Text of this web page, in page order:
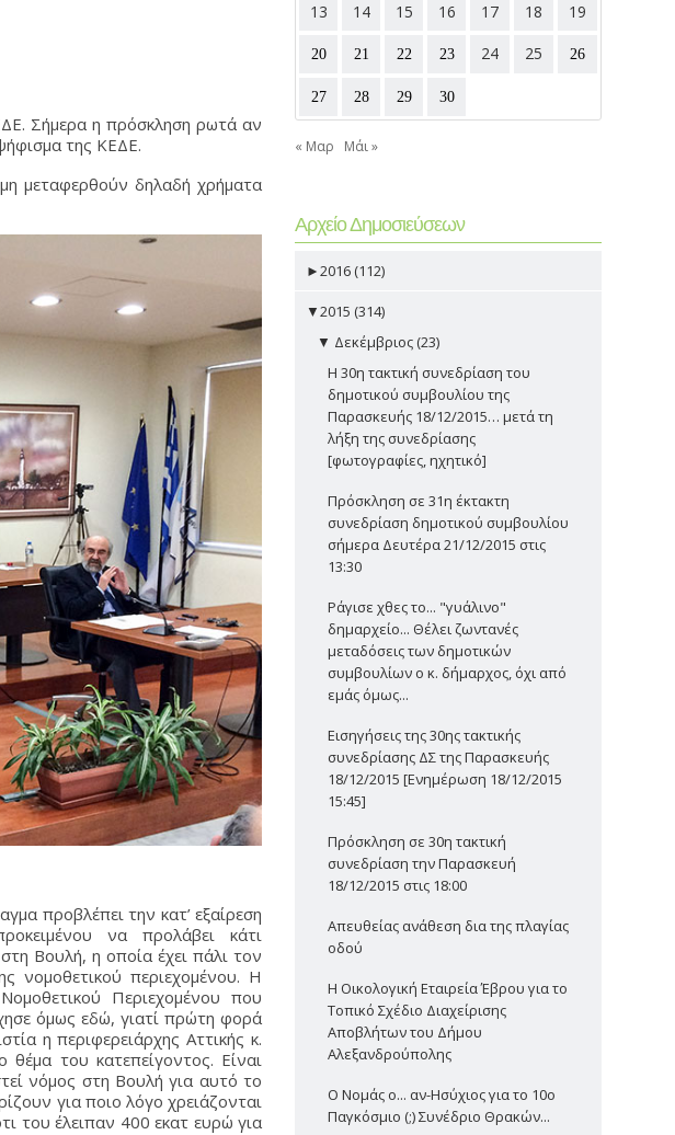
Σήμερα η πρόσκληση ρωτά αν
της ΚΕΔΕ.
μεταφερθούν δηλαδή χρήματα
προβλέπει την κατ’ εξαίρεση
να προλάβει κάτι
Βουλή, η οποία έχει πάλι τον
νομοθετικού περιεχομένου. Η
Περιεχομένου που
όμως εδώ, γιατί πρώτη φορά
η περιφερειάρχης Αττικής κ.
του κατεπείγοντος. Είναι
νόμος στη Βουλή για αυτό το
για ποιο λόγο χρειάζονται
του έλειπαν 400 εκατ ευρώ για
13
14 15 16 17 18 19
20 21 22 23 24 25 26
27 28 29 30
« Μαρ Μάι »
Αρχείο Δημοσιεύσεων
►2016 (112)
▼2015 (314)
▼ Δεκέμβριος (23)
Η 30η τακτική συνεδρίαση του
δημοτικού συμβουλίου της
Παρασκευής 18/12/2015… μετά τη
λήξη της συνεδρίασης
[φωτογραφίες, ηχητικό]
Πρόσκληση σε 31η έκτακτη
συνεδρίαση δημοτικού συμβουλίου
σήμερα Δευτέρα 21/12/2015 στις
13:30
Ράγισε χθες το... "γυάλινο"
δημαρχείο... Θέλει ζωντανές
μεταδόσεις των δημοτικών
συμβουλίων ο κ. δήμαρχος, όχι από
εμάς όμως...
Εισηγήσεις της 30ης τακτικής
συνεδρίασης ΔΣ της Παρασκευής
18/12/2015 [Ενημέρωση 18/12/2015
15:45]
Πρόσκληση σε 30η τακτική
συνεδρίαση την Παρασκευή
18/12/2015 στις 18:00
Απευθείας ανάθεση δια της πλαγίας
οδού
Η Οικολογική Εταιρεία Έβρου για το
Τοπικό Σχέδιο Διαχείρισης
Αποβλήτων του Δήμου
Αλεξανδρούπολης
Ο Νομάς ο... αν-Ησύχιος για το 10ο
Παγκόσμιο (;) Συνέδριο Θρακών...